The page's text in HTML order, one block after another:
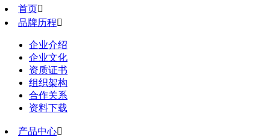
首页
品牌历程
企业介绍
企业文化
资质证书
组织架构
合作关系
资料下载
产品中心